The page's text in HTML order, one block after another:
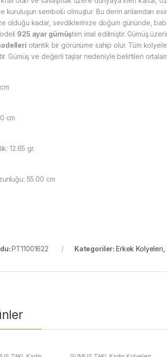
kuruluşun sembolü olmuştur. Bu derin anlamdan
olduğu kadar, sevdiklerinize doğum gününde,
925 ayar gümüşten imal edilmiştir. Gümüş
otantik bir görünüme sahip olur. Tüm
Gümüş ve değerli taşlar nedeniyle belirtilen
cm
12.65 gr.
55.00 cm
PT11001622 Kategoriler: Erkek Kolyeleri